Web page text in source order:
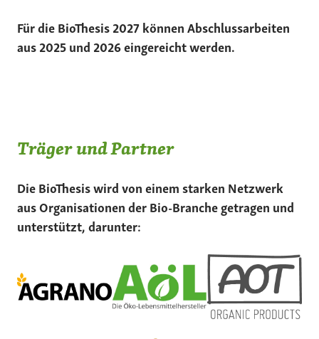
Für die BioThesis 2027 können Abschlussarbeiten
aus 2025 und 2026 eingereicht werden.
Träger und Partner
Die BioThesis wird von einem starken Netzwerk
aus Organisationen der Bio-Branche getragen und
unterstützt, darunter: